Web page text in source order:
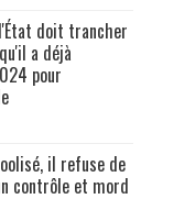
doit trancher
a déjà
pour
il refuse de
contrôle et mord